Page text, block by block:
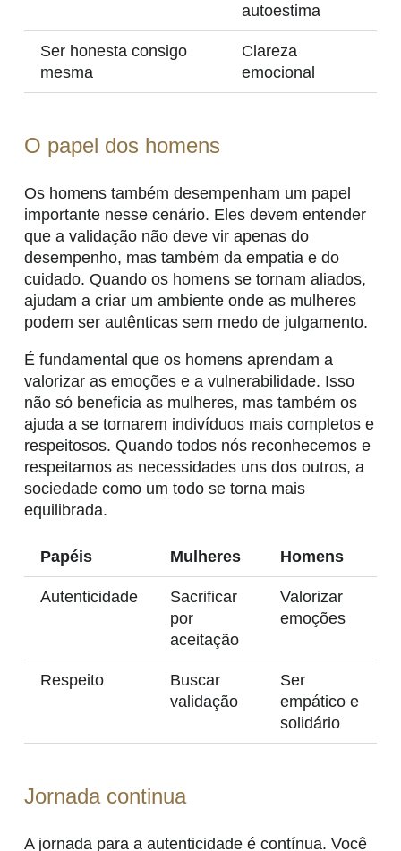
autoestima
Ser honesta consigo
mesma
Clareza
emocional
O papel dos homens
Os homens também desempenham um papel
importante nesse cenário. Eles devem entender
que a validação não deve vir apenas do
desempenho, mas também da empatia e do
cuidado. Quando os homens se tornam aliados,
ajudam a criar um ambiente onde as mulheres
podem ser autênticas sem medo de julgamento.
É fundamental que os homens aprendam a
valorizar as emoções e a vulnerabilidade. Isso
não só beneficia as mulheres, mas também os
ajuda a se tornarem indivíduos mais completos e
respeitosos. Quando todos nós reconhecemos e
respeitamos as necessidades uns dos outros, a
sociedade como um todo se torna mais
equilibrada.
Papéis Mulheres Homens
Autenticidade
Sacrificar
por
aceitação
Valorizar
emoções
Respeito
Buscar
validação
Ser
empático e
solidário
Jornada continua
A jornada para a autenticidade é contínua. Você